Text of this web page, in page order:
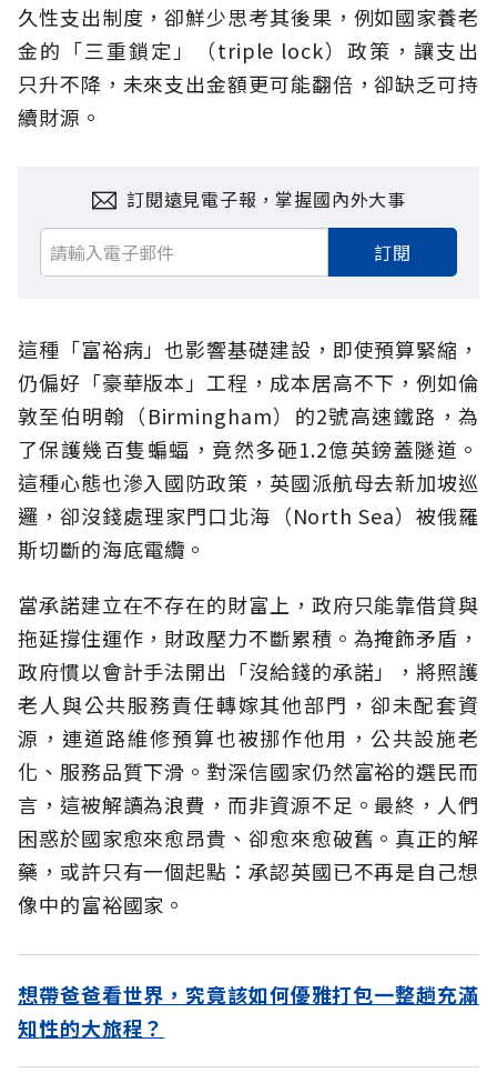
久性支出制度，卻鮮少思考其後果，例如國家養老
金的「三重鎖定」（triple lock）政策，讓支出
只升不降，未來支出金額更可能翻倍，卻缺乏可持
續財源。
訂閱遠見電子報，掌握國內外大事
訂閱
這種「富裕病」也影響基礎建設，即使預算緊縮，
仍偏好「豪華版本」工程，成本居高不下，例如倫
敦至伯明翰（Birmingham）的2號高速鐵路，為
了保護幾百隻蝙蝠，竟然多砸1.2億英鎊蓋隧道。
這種心態也滲入國防政策，英國派航母去新加坡巡
邏，卻沒錢處理家門口北海（North Sea）被俄羅
斯切斷的海底電纜。
當承諾建立在不存在的財富上，政府只能靠借貸與
拖延撐住運作，財政壓力不斷累積。為掩飾矛盾，
政府慣以會計手法開出「沒給錢的承諾」，將照護
老人與公共服務責任轉嫁其他部門，卻未配套資
源，連道路維修預算也被挪作他用，公共設施老
化、服務品質下滑。對深信國家仍然富裕的選民而
言，這被解讀為浪費，而非資源不足。最終，人們
困惑於國家愈來愈昂貴、卻愈來愈破舊。真正的解
藥，或許只有一個起點：承認英國已不再是自己想
像中的富裕國家。
想帶爸爸看世界，究竟該如何優雅打包一整趟充滿
知性的大旅程？